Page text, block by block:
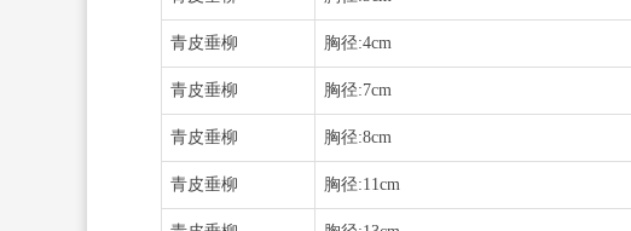
青皮垂柳 胸径:4cm
青皮垂柳 胸径:7cm
青皮垂柳 胸径:8cm
青皮垂柳 胸径:11cm